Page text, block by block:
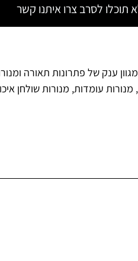
לסרב צרו איתנו קשר
ענק של פתרונות תאורה
עומדות, מנורות שולחן